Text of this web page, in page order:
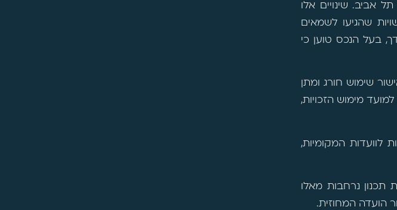
אביב. שינויים אלו
שהגיעו לשמאים
בעל הנכס טוען כי
שימוש חורג ומתן
לרוב למועד מימוש הזכויות,
לוועדות המקומיות,
תכנון נרחבות מאלו
הועדה המחוזית.